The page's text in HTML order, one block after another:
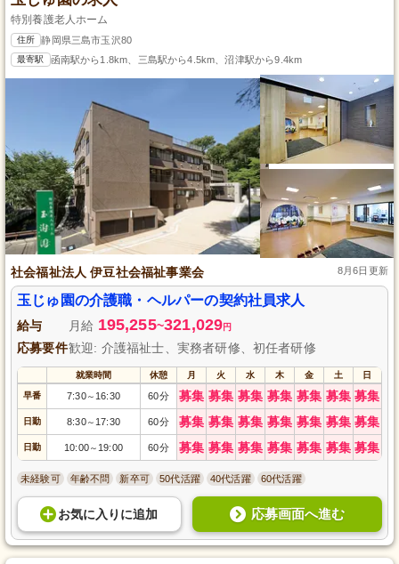
特別養護老人ホーム
住所 静岡県三島市玉沢80
最寄駅 函南駅から1.8km、三島駅から4.5km、沼津駅から9.4km
社会福祉法人 伊豆社会福祉事業会 8月6日更新
玉じゅ園の介護職・ヘルパーの契約社員求人
給与 月給 195,255~321,029円
応募要件歓迎: 介護福祉士、実務者研修、初任者研修
就業時間 休憩 月 火 水 木 金 土 日
早番 7:30～ 16:30 60分 募集 募集 募集 募集 募集 募集 募集
日勤 8:30～ 17:30 60分 募集 募集 募集 募集 募集 募集 募集
日勤 10:00～ 19:00 60分 募集 募集 募集 募集 募集 募集 募集
未経験可 年齢不問 新卒可 50代活躍 40代活躍 60代活躍
お気に入り に追加 応募画面へ進む